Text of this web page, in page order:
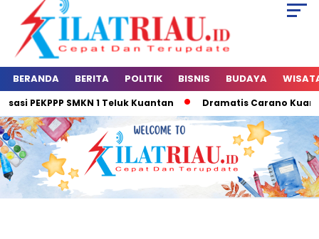
BERANDA BERITA POLITIK BISNIS BUDAYA
PEKPPP SMKN 1 Teluk Kuantan Dramatis Carano